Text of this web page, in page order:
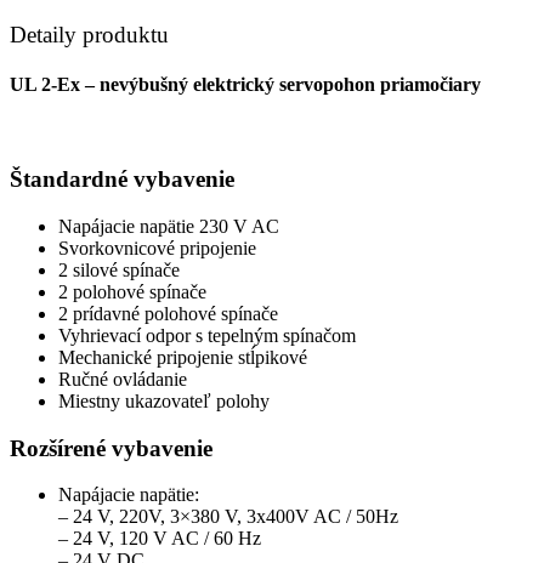
Detaily produktu
UL 2-Ex – nevýbušný elektrický servopohon priamočiary
Štandardné vybavenie
Napájacie napätie 230 V AC
Svorkovnicové pripojenie
2 silové spínače
2 polohové spínače
2 prídavné polohové spínače
Vyhrievací odpor s tepelným spínačom
Mechanické pripojenie stĺpikové
Ručné ovládanie
Miestny ukazovateľ polohy
Rozšírené vybavenie
Napájacie napätie:
– 24 V, 220V, 3×380 V, 3x400V AC / 50Hz
– 24 V, 120 V AC / 60 Hz